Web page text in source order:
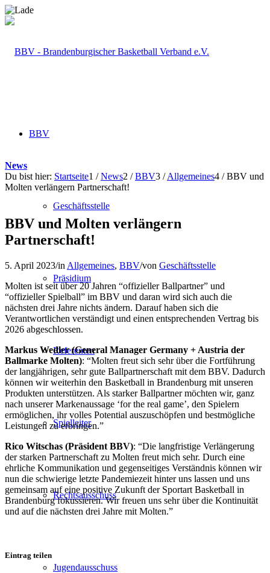
BBV
Geschäftsstelle
Präsidium
Referenten
Spielleiter
Rechtsausschuss
Jugendausschuss
News
Du bist hier: Startseite1 / News2 / BBV3 / Allgemeines4 / BBV und
Molten verlängern Partnerschaft!
BBV und Molten verlängern
Partnerschaft!
5. April 2023/in Allgemeines, BBV/von Geschäftsstelle
Molten ist seit über 20 Jahren “offizieller Ballpartner” und
“offizieller Spielball” im BBV und daran wird sich auch die
nächsten drei Jahre nichts ändern. Darauf haben sich die
Verantwortlichen verständigt und einen entsprechenden Vertrag bis
2026 abgeschlossen.
Markus Wedler (General Manager Germany + Austria der
Ballmarke Molten): “Molten freut sich sehr über die Fortführung
der langjährigen, sehr gute Ballpartnerschaft mit dem BBV. Dadurch
können wir weiterhin den Basketball in Brandenburg mit unseren
Produkten unterstützen. Als starker Ballpartner möchten wir, ganz
nach unserer Markenaussage ‘for the real game’, den Spielern
ermöglichen, ihr volles Potential auszuschöpfen und bestmögliche
Leistungen zu erbringen.”
Rico Witschas (Präsident BBV): “Die langfristige Verlängerung
der starken Partnerschaft zu Molten freut mich sehr. Durch eine
ehrliche Kommunikation und gegenseitiges Verständnis können wir
nun die schwierige letzte Pandemiezeit hinter uns lassen und uns
gemeinsam auf eine positive Zukunft der Sportart Basketball in
Brandenburg fokussieren. Wir freuen uns sehr über die Kontinuität
und auf die nächsten drei Jahre mit Molten.”
Eintrag teilen